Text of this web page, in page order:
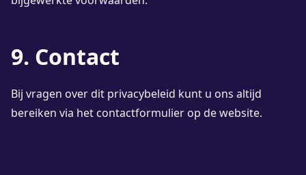
9. Contact
Bij vragen over dit privacybeleid kunt u ons altijd
bereiken via het contactformulier op de website.